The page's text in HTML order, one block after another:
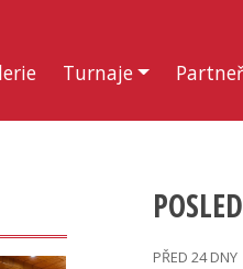
Turnaje
PŘED 24 DNY